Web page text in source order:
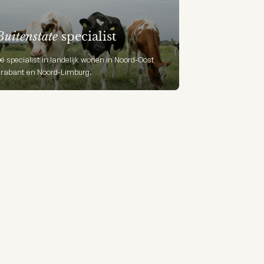
specialist
specialist in landelijk wonen in Noord-Oost
en Noord-Limburg.